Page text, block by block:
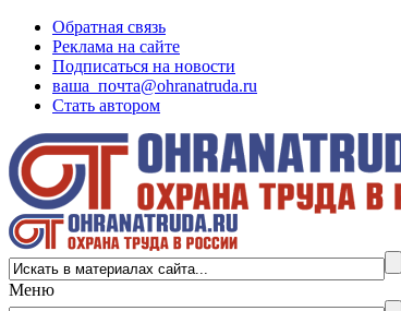
Обратная связь
Реклама на сайте
Подписаться на новости
ваша_почта@ohranatruda.ru
Стать автором
Меню